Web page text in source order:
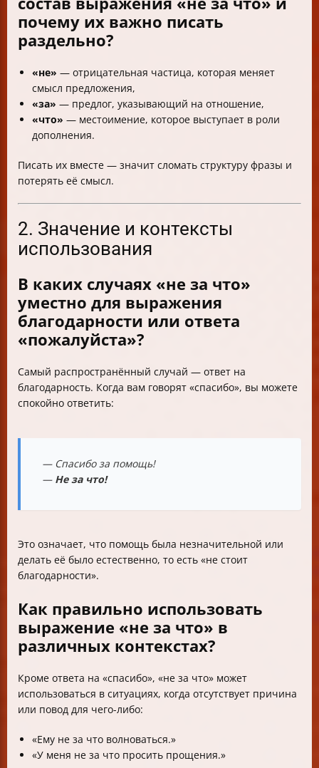
почему их важно писать
раздельно?
«не» — отрицательная частица, которая меняет
смысл предложения,
«за» — предлог, указывающий на отношение,
«что» — местоимение, которое выступает в роли
дополнения.
Писать их вместе — значит сломать структуру фразы и
потерять её смысл.
2. Значение и контексты
использования
В каких случаях «не за что»
уместно для выражения
благодарности или ответа
«пожалуйста»?
Самый распространённый случай — ответ на
благодарность. Когда вам говорят «спасибо», вы можете
спокойно ответить:
— Спасибо за помощь!
— Не за что!
Это означает, что помощь была незначительной или
делать её было естественно, то есть «не стоит
благодарности».
Как правильно использовать
выражение «не за что» в
различных контекстах?
Кроме ответа на «спасибо», «не за что» может
использоваться в ситуациях, когда отсутствует причина
или повод для чего-либо:
«Ему не за что волноваться.»
«У меня не за что просить прощения.»